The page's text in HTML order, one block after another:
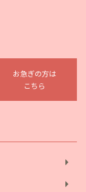
お急ぎの方は
こちら
arrow_right
arrow_right